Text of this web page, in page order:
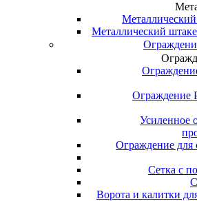
Металлический
Ограждение
Усиленное
Ограждение
Сетка с
Ворота и калитки